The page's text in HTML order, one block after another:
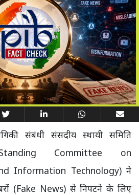
संबंधी संसदीय स्थायी समिति
Committee on
Information Technology) ने
(Fake News) से निपटने के लिए